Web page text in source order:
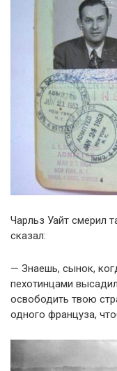
Чарльз Уайт смерил
сказал:
— Знаешь, сынок,
пехотинцами
освободить твою
одного француза,